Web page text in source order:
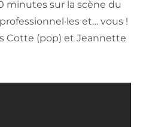
minutes sur la scène du
et… vous !
Cotte (pop) et Jeannette